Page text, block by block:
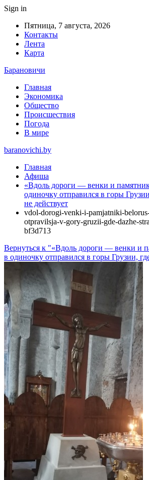
Sign in
Пятница, 7 августа, 2026
Контакты
Лента
Карта
Барановичи
Главная
Экономика
Общество
Происшествия
Погода
В мире
baranovichi.by
Главная
Афиша
«Вдоль дороги — венки и
одиночку отправился в горы
не действует
vdol-dorogi-venki-i-pamjatniki-
otpravilsja-v-gory-gruzii-gde-dazhe-
bf3d713
Вернуться к "«Вдоль дороги — венки и
в одиночку отправился в горы Грузии,